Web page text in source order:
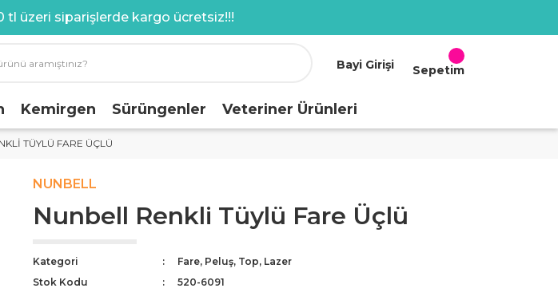
tl üzeri siparişlerde kargo ücretsiz!!!
Bayi Girişi Sepetim
Kemirgen Sürüngenler Veteriner Ürünleri
TÜYLÜ FARE ÜÇLÜ
NUNBELL
Nunbell Renkli Tüylü Fare Üçlü
Kategori
Fare, Peluş, Top, Lazer
Stok Kodu
520-6091